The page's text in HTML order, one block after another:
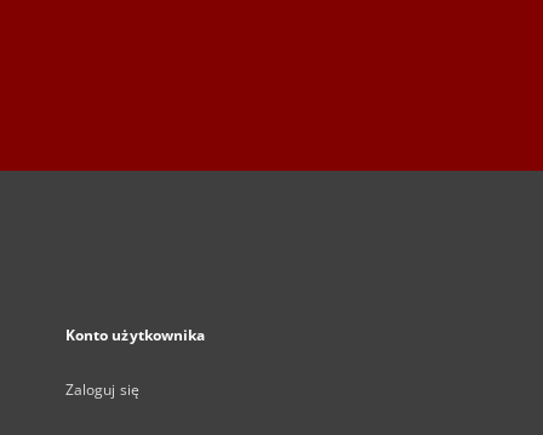
Konto użytkownika
Zaloguj się